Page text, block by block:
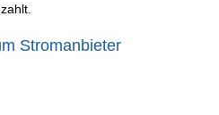
Stromanbieter